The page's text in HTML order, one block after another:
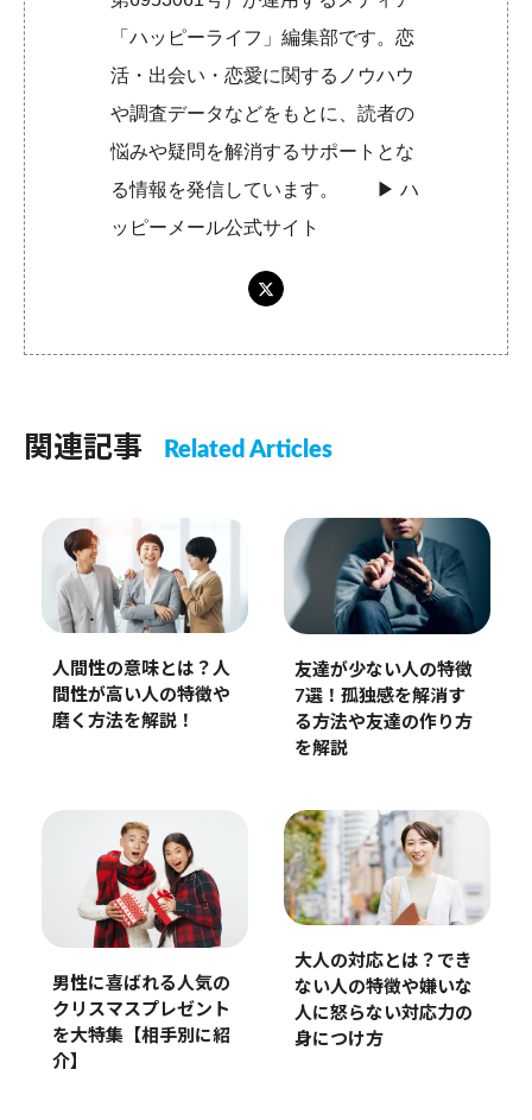
「ハッピーライフ」編集部です。恋
活・出会い・恋愛に関するノウハウ
や調査データなどをもとに、読者の
悩みや疑問を解消するサポートとな
る情報を発信しています。 ▶︎ハ
ッピーメール公式サイト
関連記事 Related Articles
人間性の意味とは？人
間性が高い人の特徴や
磨く方法を解説！
友達が少ない人の特徴
7選！孤独感を解消す
る方法や友達の作り方
を解説
男性に喜ばれる人気の
クリスマスプレゼント
を大特集【相手別に紹
介】
大人の対応とは？でき
ない人の特徴や嫌いな
人に怒らない対応力の
身につけ方